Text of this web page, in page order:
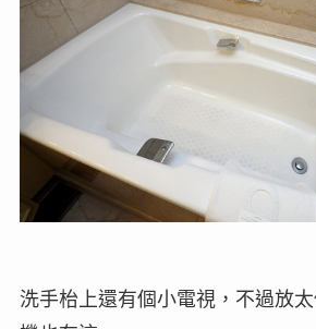
洗手枱上還有個小電視，不過放